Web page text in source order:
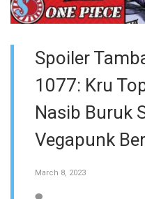
Spoiler
1077: Kru
Nasib Buruk
Vegapunk
March 8, 2023